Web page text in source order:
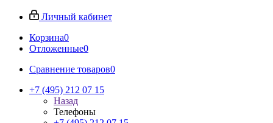
Личный кабинет
Корзина0
Отложенные0
Сравнение товаров0
+7 (495) 212 07 15
Назад
Телефоны